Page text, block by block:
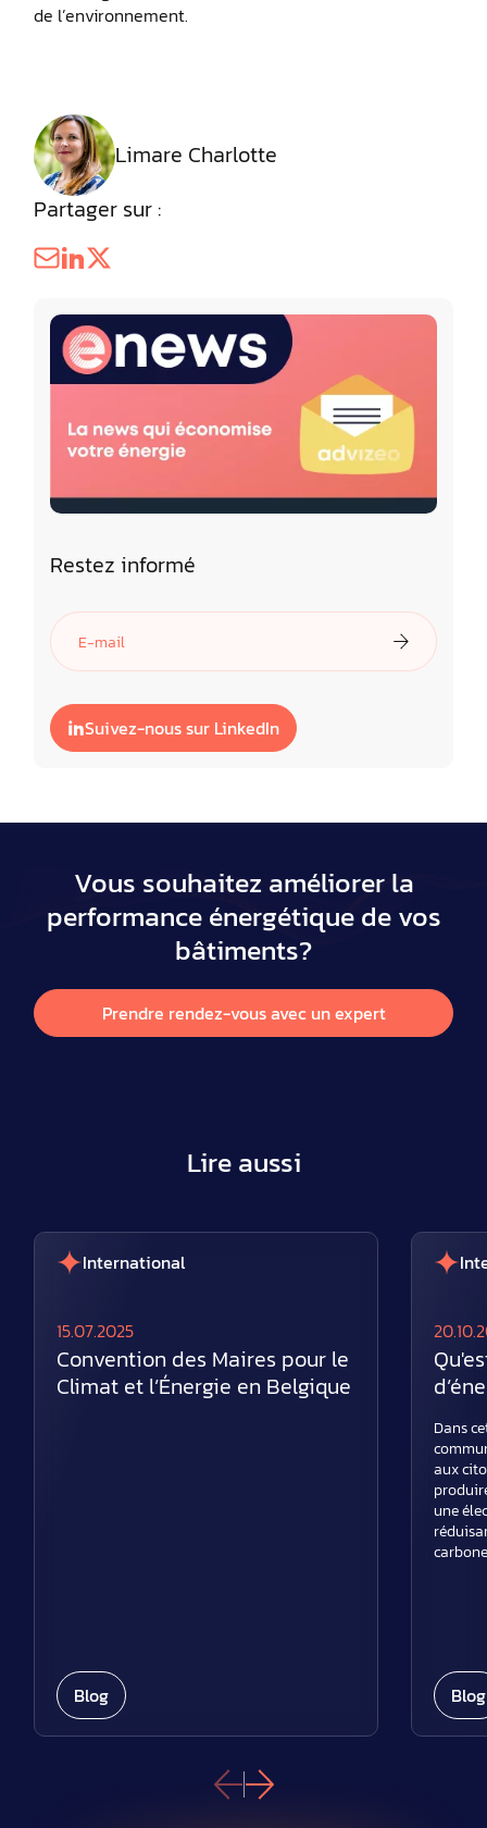
de l’environnement.
Limare Charlotte
Partager sur :
Restez informé
Suivez-nous sur LinkedIn
Vous souhaitez améliorer la
performance énergétique de vos
bâtiments?
Prendre rendez-vous avec un expert
Lire aussi
International
15.07.2025
Convention des Maires pour le
Climat et l’Énergie en Belgique
Blog
Dans
aux
une
Blog